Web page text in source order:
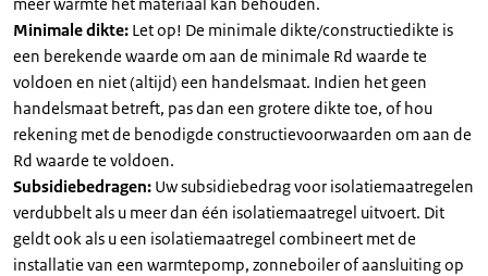
Minimale dikte: Let op! De minimale dikte/constructiedikte is
een berekende waarde om aan de minimale Rd waarde te
voldoen en niet (altijd) een handelsmaat. Indien het geen
handelsmaat betreft, pas dan een grotere dikte toe, of hou
rekening met de benodigde constructievoorwaarden om aan de
Rd waarde te voldoen.
Subsidiebedragen: Uw subsidiebedrag voor isolatiemaatregelen
verdubbelt als u meer dan één isolatiemaatregel uitvoert. Dit
geldt ook als u een isolatiemaatregel combineert met de
installatie van een warmtepomp, zonneboiler of aansluiting op